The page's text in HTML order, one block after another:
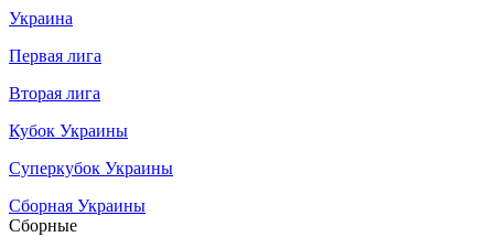
Украина
Первая лига
Вторая лига
Кубок Украины
Суперкубок Украины
Сборная Украины
Сборные